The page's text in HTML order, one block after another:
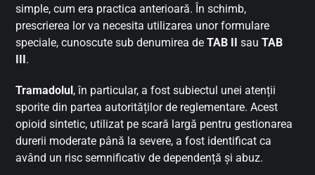
simple, cum era practica anterioară. În schimb,
prescrierea lor va necesita utilizarea unor formulare
speciale, cunoscute sub denumirea deTAB II sauTAB
.
Tramadolul , în particular, a fost subiectul unei atenții
sporite din partea autorităților de reglementare. Acest
opioid sintetic, utilizat pe scară largă pentru gestionarea
durerii moderate până la severe, a fost identificat ca
având un risc semnificativ de dependență și abuz.